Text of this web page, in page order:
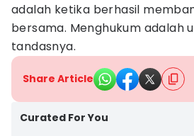
adalah ketika berhasil
bersama. Menghukum adalah
tandasnya.
Share Article
Curated For You